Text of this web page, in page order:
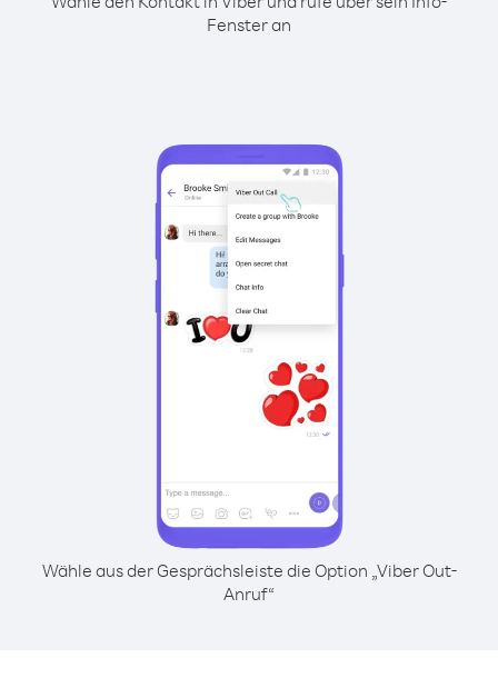
Fenster an
Wähle aus der Gesprächsleiste die Option „Viber Out-
Anruf“